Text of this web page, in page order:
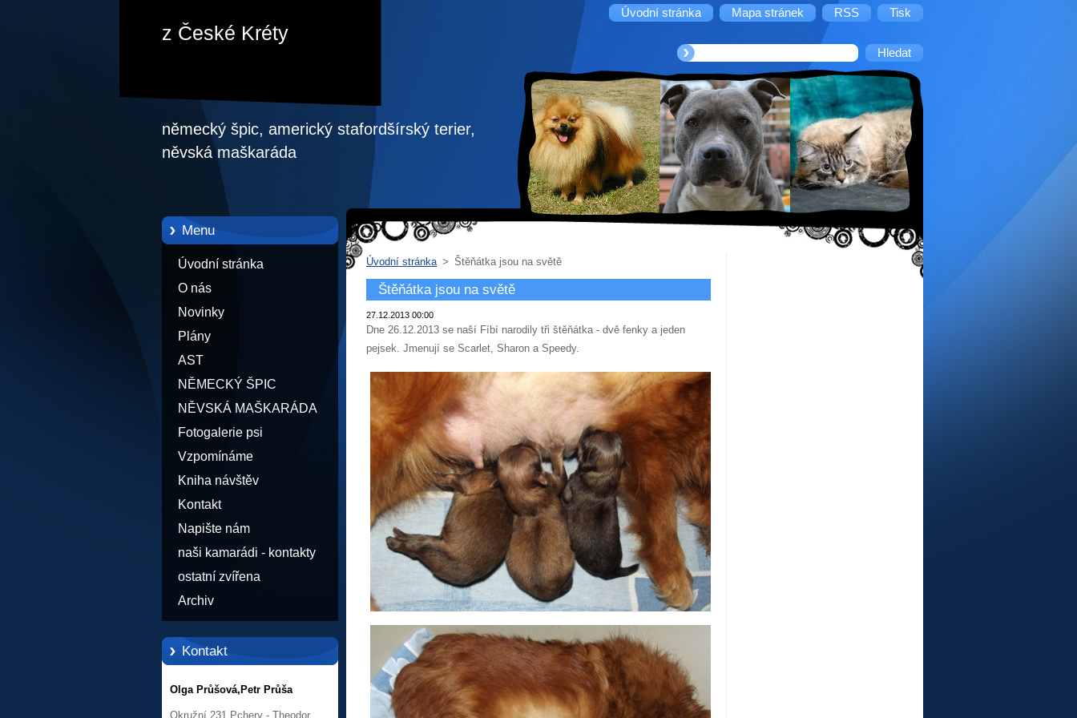
Úvodní stránka Mapa stránek RSS Tisk
z České Kréty
německý špic, americký stafordšírský terier,
něvská maškaráda
Menu
Úvodní stránka
O nás
Novinky
Plány
AST
NĚMECKÝ ŠPIC
NĚVSKÁ MAŠKARÁDA
Fotogalerie psi
Vzpomínáme
Kniha návštěv
Kontakt
Napište nám
naši kamarádi - kontakty
ostatní zvířena
Archiv
Kontakt
Olga Průšová,Petr Průša
Okružní 231,Pchery - Theodor
Úvodní stránka > Štěňátka jsou na světě
Štěňátka jsou na světě
27.12.2013 00:00
Dne 26.12.2013 se naší Fíbí narodily tři štěňátka - dvě fenky a jeden
pejsek. Jmenují se Scarlet, Sharon a Speedy.